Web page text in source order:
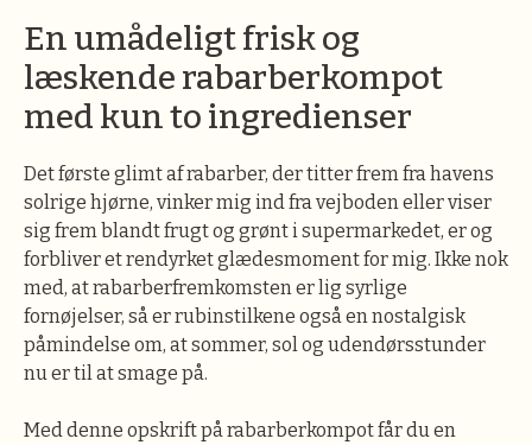
En umådeligt frisk og
læskende rabarberkompot
med kun to ingredienser
Det første glimt af rabarber, der titter frem fra havens
solrige hjørne, vinker mig ind fra vejboden eller viser
sig frem blandt frugt og grønt i supermarkedet, er og
forbliver et rendyrket glædesmoment for mig. Ikke nok
med, at rabarberfremkomsten er lig syrlige
fornøjelser, så er rubinstilkene også en nostalgisk
påmindelse om, at sommer, sol og udendørsstunder
nu er til at smage på.
Med denne opskrift på rabarberkompot får du en